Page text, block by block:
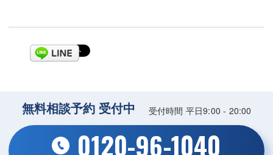
無料相談予約 受付中 受付時間 平日9:00 - 20:00
0120-96-1040